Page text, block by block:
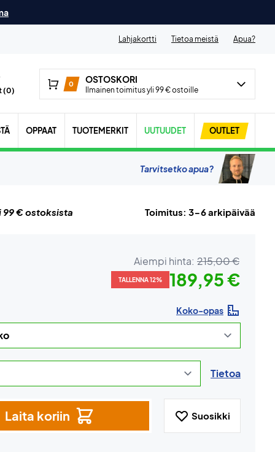
Lahjakortti Tietoa meistä Apua?
(0)
0 OSTOSKORI
Ilmainen toimitus yli 99 € ostoille
OPPAAT TUOTEMERKIT UUTUUDET OUTLET
Tarvitsetko apua?
99 € ostoksista Toimitus: 3-6 arkipäivää
Aiempi hinta: 215,00 €
TALLENNA 12% 189,95 €
Koko-opas
Tietoa
Laita koriin Suosikki